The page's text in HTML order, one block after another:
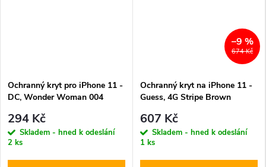
Ochranný kryt pro iPhone 11 -
DC, Wonder Woman 004
294 Kč
Skladem - hned k odeslání
2 ks
674 Kč
–9 %
Ochranný kryt na iPhone 11 -
Guess, 4G Stripe Brown
607 Kč
Skladem - hned k odeslání
1 ks